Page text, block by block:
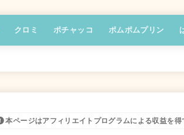
クロミ ポチャッコ ポムポムプリン
本ページはアフィリエイトプログラムによる収益を得